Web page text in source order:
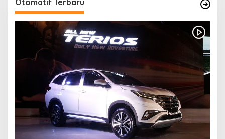
Otomatif Terbaru